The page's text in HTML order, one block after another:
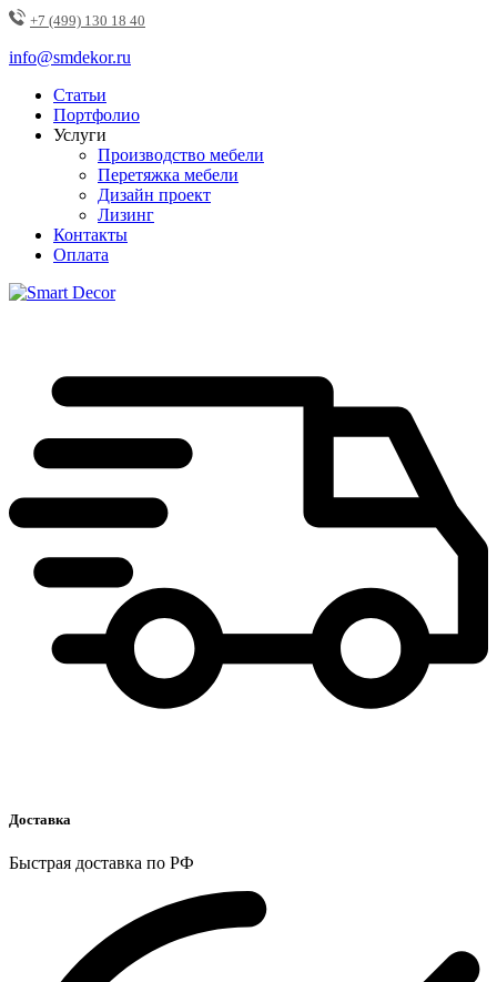
+7 (499) 130 18 40
info@smdekor.ru
Статьи
Портфолио
Услуги
Производство мебели
Перетяжка мебели
Дизайн проект
Лизинг
Контакты
Оплата
Доставка
Быстрая доставка по РФ